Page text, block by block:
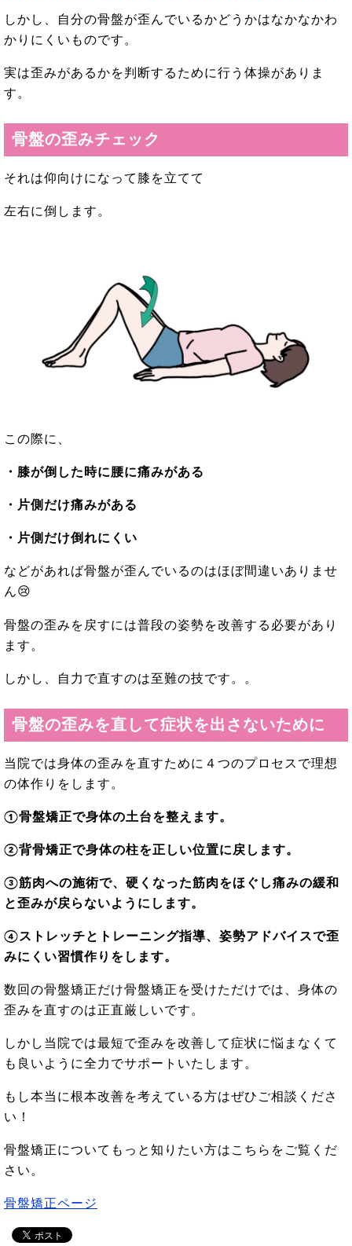
しかし、自分の骨盤が歪んでいるかどうかはなかなかわ
かりにくいものです。
実は歪みがあるかを判断するために行う体操がありま
す。
骨盤の歪みチェック
それは仰向けになって膝を立てて
左右に倒します。
この際に、
・膝が倒した時に腰に痛みがある
・片側だけ痛みがある
・片側だけ倒れにくい
などがあれば骨盤が歪んでいるのはほぼ間違いありませ
ん😢
骨盤の歪みを戻すには普段の姿勢を改善する必要があり
ます。
しかし、自力で直すのは至難の技です。。
骨盤の歪みを直して症状を出さないために
当院では身体の歪みを直すために４つのプロセスで理想
の体作りをします。
①骨盤矯正で身体の土台を整えます。
②背骨矯正で身体の柱を正しい位置に戻します。
③筋肉への施術で、硬くなった筋肉をほぐし痛みの緩和
と歪みが戻らないようにします。
④ストレッチとトレーニング指導、姿勢アドバイスで歪
みにくい習慣作りをします。
数回の骨盤矯正だけ骨盤矯正を受けただけでは、身体の
歪みを直すのは正直厳しいです。
しかし当院では最短で歪みを改善して症状に悩まなくて
も良いように全力でサポートいたします。
もし本当に根本改善を考えている方はぜひご相談くださ
い！
骨盤矯正についてもっと知りたい方はこちらをご覧くだ
さい。
骨盤矯正ページ